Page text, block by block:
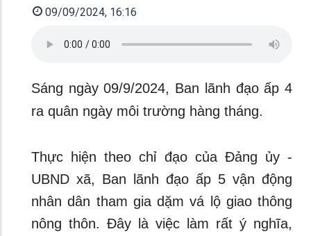
09/09/2024, 16:16
Sáng ngày 09/9/2024, Ban lãnh đạo ấp 4
ra quân ngày môi trường hàng tháng.
Thực hiện theo chỉ đạo của Đảng ủy -
UBND xã, Ban lãnh đạo ấp 5 vận động
nhân dân tham gia dặm vá lộ giao thông
nông thôn. Đây là việc làm rất ý nghĩa,